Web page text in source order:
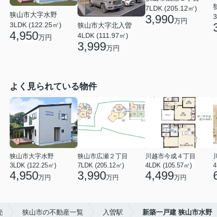
狭山市大字水野
3LDK (122.25㎡)
4,950万円
狭山市大字北入曽
4LDK (111.97㎡)
3,999万円
7LDK (205.12㎡)
3,990万円
よく見られている物件
狭山市大字水野
3LDK (122.25㎡)
4,950万円
狭山市広瀬２丁目
7LDK (205.12㎡)
3,990万円
川越市今成４丁目
4LDK (105.57㎡)
4,499万円
狭山市の不動産一覧 入曽駅 新築一戸建 狭山市水野